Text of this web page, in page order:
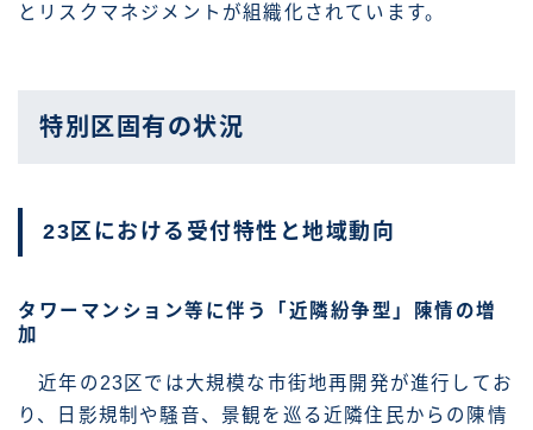
とリスクマネジメントが組織化されています。
特別区固有の状況
23区における受付特性と地域動向
タワーマンション等に伴う「近隣紛争型」陳情の増
加
近年の23区では大規模な市街地再開発が進行してお
り、日影規制や騒音、景観を巡る近隣住民からの陳情